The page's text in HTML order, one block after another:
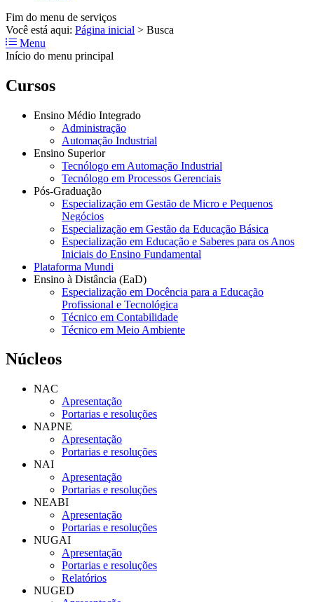
Fim do menu de serviços
Você está aqui: Página inicial > Busca
Menu
Início do menu principal
Cursos
Ensino Médio Integrado
Administração
Automação Industrial
Ensino Superior
Tecnólogo em Automação Industrial
Tecnólogo em Processos Gerenciais
Pós-Graduação
Especialização em Gestão de Micro e Pequenos
Negócios
Especialização em Gestão da Educação Básica
Especialização em Educação e Saberes para os Anos
Iniciais do Ensino Fundamental
Plataforma Mundi
Ensino à Distância (EaD)
Especialização em Docência para a Educação
Profissional e Tecnológica
Técnico em Contabilidade
Técnico em Meio Ambiente
Núcleos
NAC
Apresentação
Portarias e resoluções
NAPNE
Apresentação
Portarias e resoluções
NAI
Apresentação
Portarias e resoluções
NEABI
Apresentação
Portarias e resoluções
NUGAI
Apresentação
Portarias e resoluções
Relatórios
NUGED